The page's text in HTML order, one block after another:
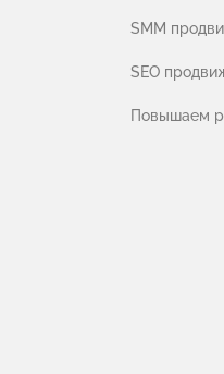
SMM
SEO
Повышаем